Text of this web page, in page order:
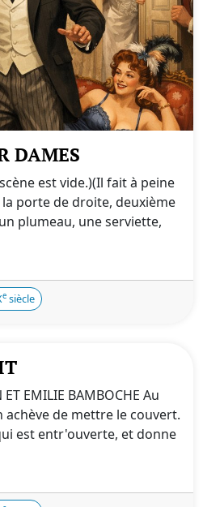
DAMES
est vide.)(Il fait à peine
porte de droite, deuxième
plumeau, une serviette,
e siècle
ET EMILIE BAMBOCHE Au
achève de mettre le couvert.
est entr'ouverte, et donne